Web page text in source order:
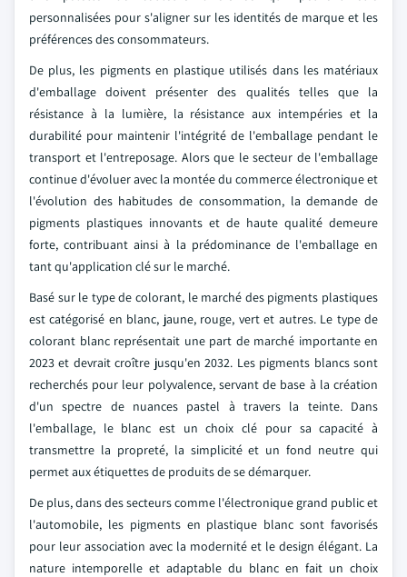
personnalisées pour s'aligner sur les identités de marque et les
préférences des consommateurs.
De plus, les pigments en plastique utilisés dans les matériaux
d'emballage doivent présenter des qualités telles que la
résistance à la lumière, la résistance aux intempéries et la
durabilité pour maintenir l'intégrité de l'emballage pendant le
transport et l'entreposage. Alors que le secteur de l'emballage
continue d'évoluer avec la montée du commerce électronique et
l'évolution des habitudes de consommation, la demande de
pigments plastiques innovants et de haute qualité demeure
forte, contribuant ainsi à la prédominance de l'emballage en
tant qu'application clé sur le marché.
Basé sur le type de colorant, le marché des pigments plastiques
est catégorisé en blanc, jaune, rouge, vert et autres. Le type de
colorant blanc représentait une part de marché importante en
2023 et devrait croître jusqu'en 2032. Les pigments blancs sont
recherchés pour leur polyvalence, servant de base à la création
d'un spectre de nuances pastel à travers la teinte. Dans
l'emballage, le blanc est un choix clé pour sa capacité à
transmettre la propreté, la simplicité et un fond neutre qui
permet aux étiquettes de produits de se démarquer.
De plus, dans des secteurs comme l'électronique grand public et
l'automobile, les pigments en plastique blanc sont favorisés
pour leur association avec la modernité et le design élégant. La
nature intemporelle et adaptable du blanc en fait un choix